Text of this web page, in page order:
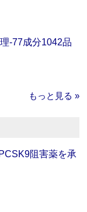
‐77成分1042品
もっと見る »
阻害薬を承